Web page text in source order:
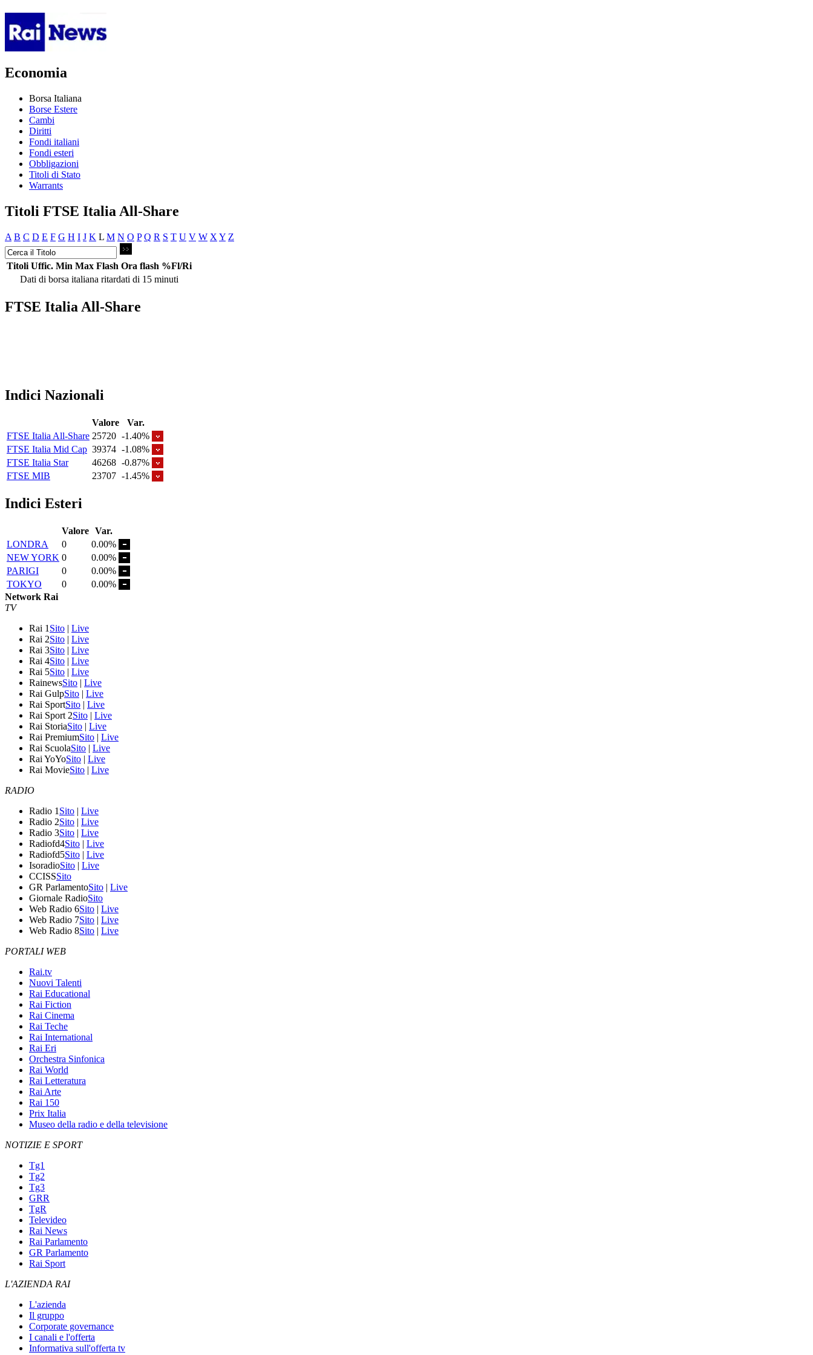
Economia
Borsa Italiana
Borse Estere
Cambi
Diritti
Fondi italiani
Fondi esteri
Obbligazioni
Titoli di Stato
Warrants
Titoli FTSE Italia All-Share
A B C D E F G H I J K L M N O P Q R S T U V W X Y Z
Titoli Uffic. Min Max Flash Ora flash %Fl/Ri
Dati di borsa italiana ritardati di 15 minuti
FTSE Italia All-Share
Indici Nazionali
Valore
Var.
FTSE Italia All-Share 25720 -1.40%
FTSE Italia Mid Cap 39374 -1.08%
FTSE Italia Star
46268 -0.87%
FTSE MIB
23707 -1.45%
Indici Esteri
Valore Var.
LONDRA
0
0.00%
NEW YORK 0
0.00%
PARIGI
0
0.00%
TOKYO
0
0.00%
Network Rai
TV
Rai 1 Sito | Live
Rai 2Sito | Live
Rai 3Sito | Live
Rai 4Sito | Live
Rai 5Sito | Live
RainewsSito | Live
Rai GulpSito | Live
Rai SportSito | Live
Rai Sport 2Sito | Live
Rai StoriaSito | Live
Rai PremiumSito | Live
Rai ScuolaSito | Live
Rai YoYoSito | Live
Rai MovieSito | Live
RADIO
Radio 1 Sito | Live
Radio 2Sito | Live
Radio 3Sito | Live
Radiofd4Sito | Live
Radiofd5Sito | Live
IsoradioSito | Live
CCISSSito
GR ParlamentoSito | Live
Giornale RadioSito
Web Radio 6Sito | Live
Web Radio 7Sito | Live
Web Radio 8Sito | Live
PORTALI WEB
Rai.tv
Nuovi Talenti
Rai Educational
Rai Fiction
Rai Cinema
Rai Teche
Rai International
Rai Eri
Orchestra Sinfonica
Rai World
Rai Letteratura
Rai Arte
Rai 150
Prix Italia
Museo della radio e della televisione
NOTIZIE E SPORT
Tg1
Tg2
Tg3
GRR
TgR
Televideo
Rai News
Rai Parlamento
GR Parlamento
Rai Sport
L'AZIENDA RAI
L'azienda
Il gruppo
Corporate governance
I canali e l'offerta
Informativa sull'offerta tv